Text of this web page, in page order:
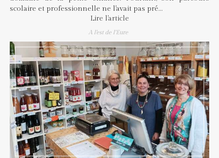
scolaire et professionnelle ne l'avait pas pré...
Lire l'article
A l'est de l'Eure